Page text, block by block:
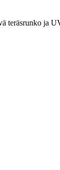
teräsrunko ja